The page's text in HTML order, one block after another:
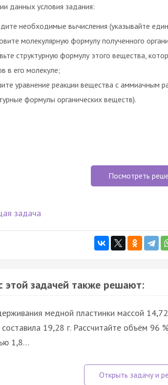
данных условия задания:
необходимые вычисления (указывайте
молекулярную формулу полученного
структурную формулу этого вещества,
в его молекуле;
уравнение реакции вещества с аммиачным
формулы органических веществ).
Посмотреть
задача
этой задачей также решают:
медной пластинки массой
составила 19,28 г. Рассчитайте объём 96
1,8…